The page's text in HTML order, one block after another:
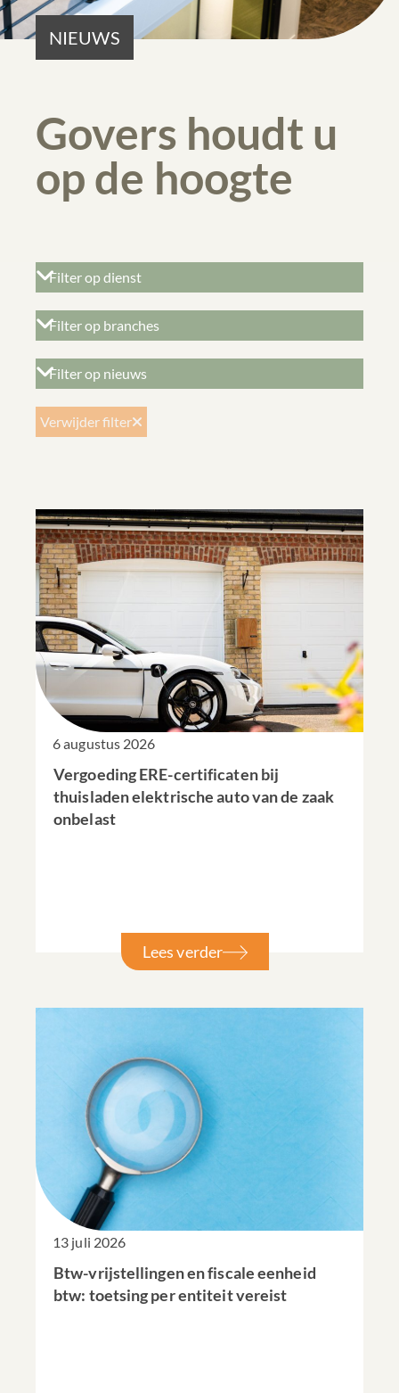
NIEUWS
Govers houdt u
op de hoogte
Verwijder filter
6 augustus 2026
Vergoeding ERE-certificaten bij
thuisladen elektrische auto van de zaak
onbelast
Lees verder
13 juli 2026
Btw-vrijstellingen en fiscale eenheid
btw: toetsing per entiteit vereist